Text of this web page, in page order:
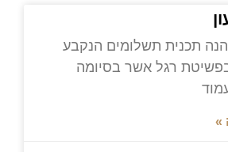
הנה תכנית תשלומים הנקבע
רגל אשר בסיומה
»